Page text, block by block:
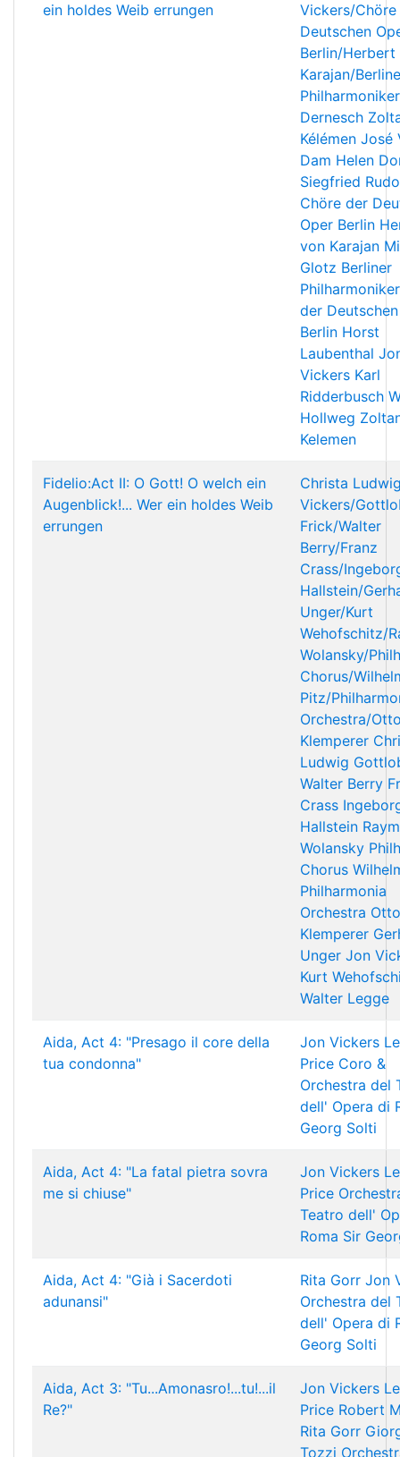
ein holdes Weib errungen
Vickers/
Deutschen
Berlin/Herbert
Karajan/
Philharmoniker
Dernesch
Kélémen José
Dam Helen
Siegfried
Chöre der
Oper Berlin
von Karajan
Glotz Berliner
Philharmoniker
der
Berlin Horst
Laubenthal
Vickers Karl
Ridderbusch
Hollweg
Kelemen
Fidelio:Act II: O Gott! O welch ein
Augenblick!... Wer ein holdes Weib
errungen
Christa
Vickers/
Frick/Walter
Berry/Franz
Crass/
Hallstein/
Unger/Kurt
Wehofschitz/
Wolansky/
Chorus/
Pitz/
Orchestra/
Klemperer
Ludwig
Walter Berry
Crass
Hallstein
Wolansky
Chorus
Philharmonia
Orchestra Otto
Klemperer
Unger Jon
Kurt
Walter Legge
Aida, Act 4: "Presago il core della
tua condonna"
Jon Vickers
Price Coro &
Orchestra del
dell' Opera di
Georg Solti
Aida, Act 4: "La fatal pietra sovra
me si chiuse"
Jon Vickers
Price
Teatro dell'
Roma Sir
Aida, Act 4: "Già i Sacerdoti
adunansi"
Rita Gorr Jon
Orchestra del
dell' Opera di
Georg Solti
Aida, Act 3: "Tu...Amonasro!...tu!...il
Re?"
Jon Vickers
Price Robert
Rita Gorr
Tozzi